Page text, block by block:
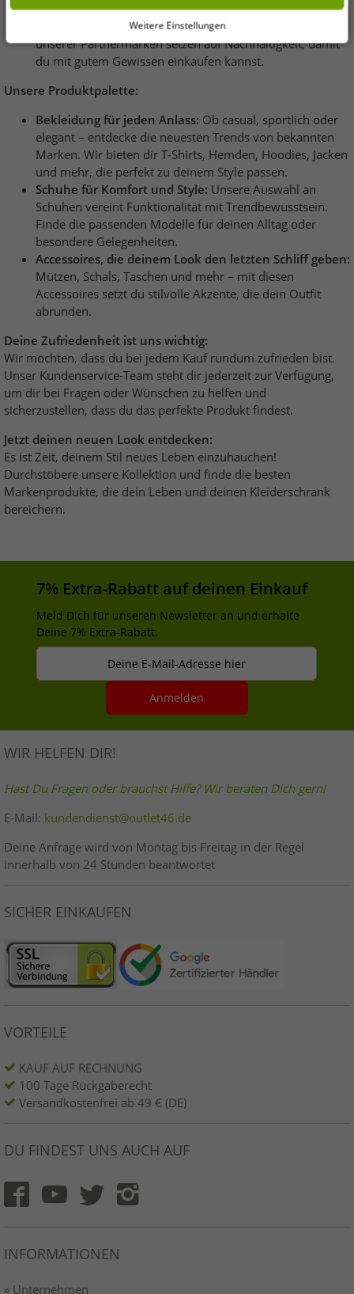
Wert auf Produkte, die unter fairen und
umweltbewussten Bedingungen hergestellt werden. Viele
unserer Partnermarken setzen auf Nachhaltigkeit, damit
du mit gutem Gewissen einkaufen kannst.
Unsere Produktpalette:
Bekleidung für jeden Anlass: Ob casual, sportlich oder
elegant – entdecke die neuesten Trends von bekannten
Marken. Wir bieten dir T-Shirts, Hemden, Hoodies, Jacken
und mehr, die perfekt zu deinem Style passen.
Schuhe für Komfort und Style: Unsere Auswahl an
Schuhen vereint Funktionalität mit Trendbewusstsein.
Finde die passenden Modelle für deinen Alltag oder
besondere Gelegenheiten.
Accessoires, die deinem Look den letzten Schliff geben:
Mützen, Schals, Taschen und mehr – mit diesen
Accessoires setzt du stilvolle Akzente, die dein Outfit
abrunden.
Deine Zufriedenheit ist uns wichtig:
Wir möchten, dass du bei jedem Kauf rundum zufrieden bist.
Unser Kundenservice-Team steht dir jederzeit zur Verfügung,
um dir bei Fragen oder Wünschen zu helfen und
sicherzustellen, dass du das perfekte Produkt findest.
Jetzt deinen neuen Look entdecken:
Es ist Zeit, deinem Stil neues Leben einzuhauchen!
Durchstöbere unsere Kollektion und finde die besten
Markenprodukte, die dein Leben und deinen Kleiderschrank
bereichern.
7% Extra-Rabatt auf deinen Einkauf
Meld Dich für unseren Newsletter an und erhalte
Deine 7% Extra-Rabatt.
Deine E-Mail-Adresse hier
Anmelden
WIR HELFEN DIR!
Hast Du Fragen oder brauchst Hilfe? Wir beraten Dich gern!
E-Mail: kundendienst@outlet46.de
Deine Anfrage wird von Montag bis Freitag in der Regel
innerhalb von 24 Stunden beantwortet
SICHER EINKAUFEN
VORTEILE
KAUF AUF RECHNUNG
100 Tage Rückgaberecht
Versandkostenfrei ab 49 € (DE)
DU FINDEST UNS AUCH AUF
INFORMATIONEN
» Unternehmen
ändern.
Weitere Einstellungen